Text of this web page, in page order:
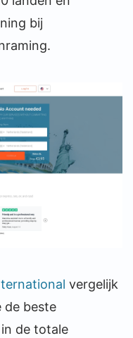
bij
vergelijk
de beste
de totale